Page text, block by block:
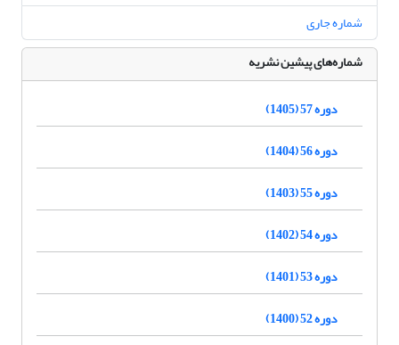
شماره جاری
شماره‌های پیشین نشریه
دوره 57 (1405)
دوره 56 (1404)
دوره 55 (1403)
دوره 54 (1402)
دوره 53 (1401)
دوره 52 (1400)